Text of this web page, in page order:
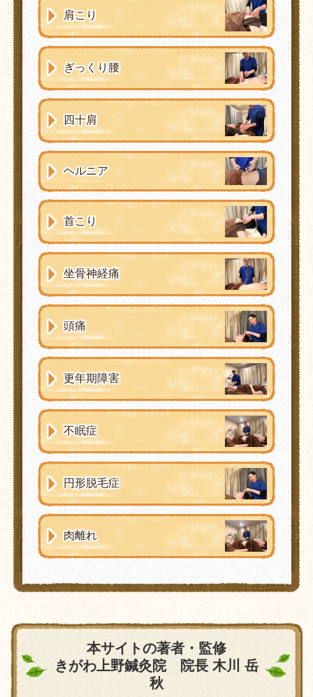
肩こり
ぎっくり腰
四十肩
ヘルニア
首こり
坐骨神経痛
頭痛
更年期障害
不眠症
円形脱毛症
肉離れ
本サイトの著者・監修
きがわ上野鍼灸院 院長 木川 岳
秋